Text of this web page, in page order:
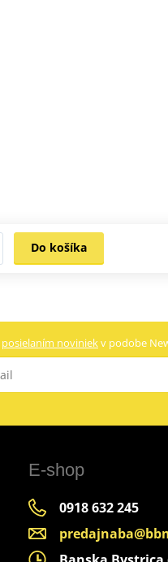
Do košíka
posielaním noviniekv podobe
E-shop
0918 632 245